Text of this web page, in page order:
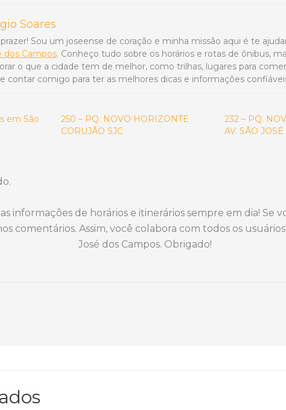
Soares
prazer! Sou um joseense de coração e minha missão aqui é te
dos Campos. Conheço tudo sobre os horários e rotas de ônibus,
o que a cidade tem de melhor, como trilhas, lugares para
contar comigo para ter as melhores dicas e informações
em São
250 – PQ. NOVO HORIZONTE
CORUJÃO SJC
232 – PQ.
AV. SÃO JOSÉ
informações de horários e itinerários sempre em dia! Se
comentários. Assim, você colabora com todos os
José dos Campos. Obrigado!